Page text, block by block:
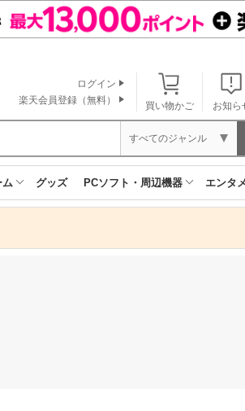
買い物かご お知ら
ログイン
楽天会員登録（無料）
すべてのジャンル
ム グッズ PCソフト・周辺機器 エンタ